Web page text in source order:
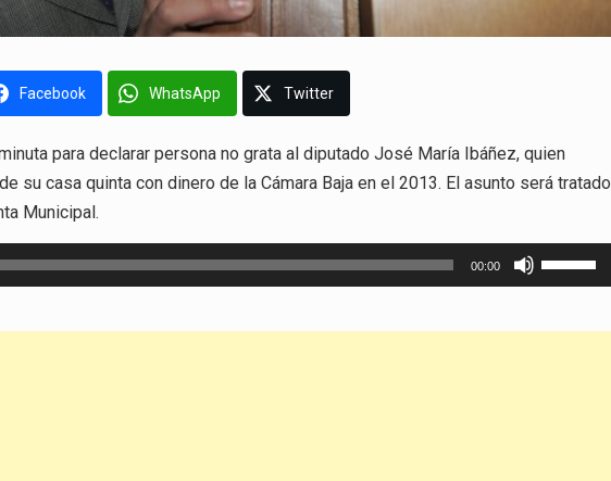
Facebook WhatsApp Twitter
para declarar persona no grata al diputado José María Ibáñez, quien
su casa quinta con dinero de la Cámara Baja en el 2013. El asunto será tratado
Municipal.
00:00
las